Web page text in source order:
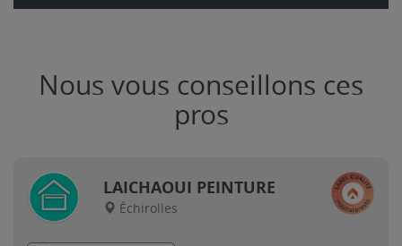
Nous vous conseillons ces
pros
LAICHAOUI PEINTURE
Échirolles